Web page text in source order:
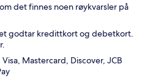
det finnes noen røykvarsler på
godtar kredittkort og debetkort.
Mastercard, Discover, JCB